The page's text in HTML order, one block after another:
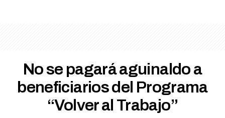
No se pagará aguinaldo a
beneficiarios del Programa
“Volver al Trabajo”